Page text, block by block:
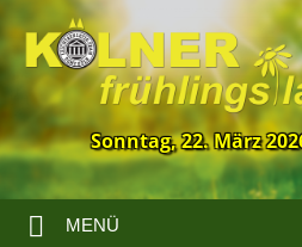
13.
Kölner
Frühlingslauf
Sonntag, 22. März
MENÜ